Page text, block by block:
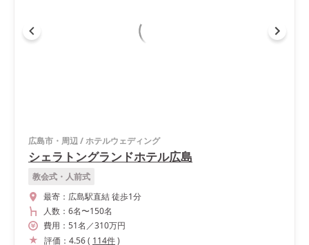
広島市・周辺/ホテルウェディング
シェラトングランドホテル広島
教会式・人前式
最寄： 広島駅直結 徒歩1分
人数： 6名〜150名
費用： 51名 ／310万円
評価： 4.56( 114件)